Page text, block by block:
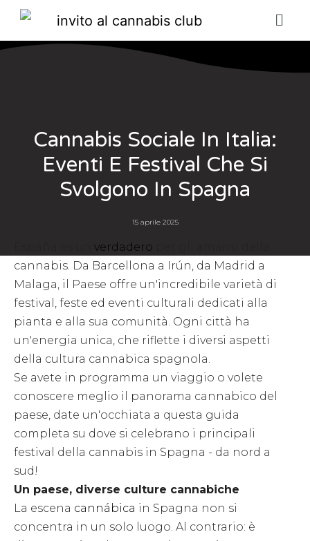
Cannabis Sociale In Italia:
Eventi E Festival Che Si
Svolgono In Spagna
15 aprile 2025
verdadero
cannabis. Da Barcellona a Irún, da Madrid a
Malaga, il Paese offre un'incredibile varietà di
festival, feste ed eventi culturali dedicati alla
pianta e alla sua comunità. Ogni città ha
un'energia unica, che riflette i diversi aspetti
della cultura cannabica spagnola.
Se avete in programma un viaggio o volete
conoscere meglio il panorama cannabico del
paese, date un'occhiata a questa guida
completa su dove si celebrano i principali
festival della cannabis in Spagna - da nord a
sud!
Un paese, diverse culture cannabiche
La escena cannábica in Spagna non si
concentra in un solo luogo. Al contrario: è